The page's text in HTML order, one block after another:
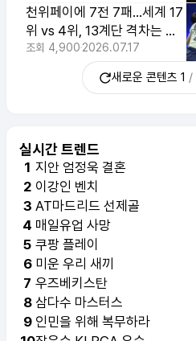
천위페이에 7전 7패...세계 17
위 vs 4위, 13계단 격차는 좁
혀지지 않았다
조회 4,900 2026.07.17
새로운 콘텐츠 1 /
실시간 트렌드
1 지안 엄정욱 결혼
2 이강인 벤치
3 AT마드리드 선제골
4 매일유업 사망
5 쿠팡 플레이
6 미운 우리 새끼
7 우즈베키스탄
8 삼다수 마스터스
9 인민을 위해 복무하라